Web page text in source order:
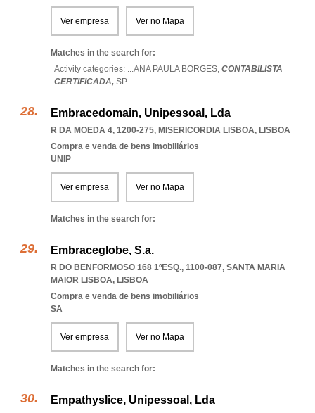
Ver empresa Ver no Mapa
Matches in the search for:
Activity categories: ...ANA PAULA BORGES, CONTABILISTA
CERTIFICADA, SP...
Embracedomain, Unipessoal, Lda
R DA MOEDA 4, 1200-275, MISERICORDIA LISBOA, LISBOA
Compra e venda de bens imobiliários
UNIP
Ver empresa Ver no Mapa
Matches in the search for:
Embraceglobe, S.a.
R DO BENFORMOSO 168 1ºESQ., 1100-087, SANTA MARIA
MAIOR LISBOA, LISBOA
Compra e venda de bens imobiliários
SA
Ver empresa Ver no Mapa
Matches in the search for:
Empathyslice, Unipessoal, Lda